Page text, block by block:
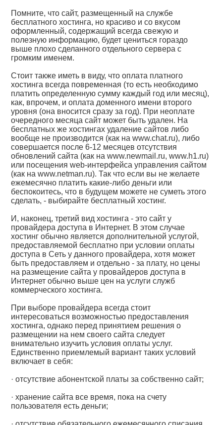
Помните, что сайт, размещенный на службе
бесплатного хостинга, но красиво и со вкусом
оформленный, содержащий всегда свежую и
полезную информацию, будет цениться гораздо
выше плохо сделанного отдельного сервера с
громким именем.
Стоит также иметь в виду, что оплата платного
хостинга всегда повременная (то есть необходимо
платить определенную сумму каждый год или месяц),
как, впрочем, и оплата доменного имени второго
уровня (она вносится сразу за год). При неоплате
очередного месяца сайт может быть удален. На
бесплатных же хостингах удаление сайтов либо
вообще не производится (как на www.chat.ru), либо
совершается после 6-12 месяцев отсутствия
обновлений сайта (как на www.newmail.ru, www.h1.ru)
или посещения web-интерфейса управления сайтом
(как на www.netman.ru). Так что если вы не желаете
ежемесячно платить какие-либо деньги или
беспокоитесь, что в будущем можете не суметь этого
сделать, - выбирайте бесплатный хостинг.
И, наконец, третий вид хостинга - это сайт у
провайдера доступа в Интернет. В этом случае
хостинг обычно является дополнительной услугой,
предоставляемой бесплатно при условии оплаты
доступа в Сеть у данного провайдера, хотя может
быть предоставляем и отдельно - за плату, но цены
на размещение сайта у провайдеров доступа в
Интернет обычно выше цен на услуги служб
коммерческого хостинга.
При выборе провайдера всегда стоит
интересоваться возможностью предоставления
хостинга, однако перед принятием решения о
размещении на нем своего сайта следует
внимательно изучить условия оплаты услуг.
Единственно приемлемый вариант таких условий
включает в себя:
· отсутствие абонентской платы за собственно сайт;
· хранение сайта все время, пока на счету
пользователя есть деньги;